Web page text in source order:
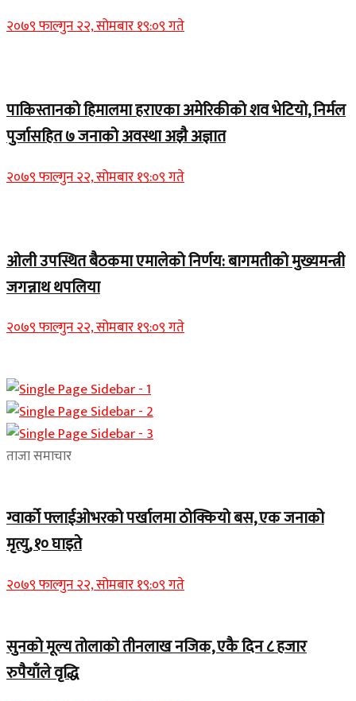
२०७९ फाल्गुन २२, सोमबार १९:०९ गते
पाकिस्तानको हिमालमा हराएका अमेरिकीको शव भेटियो, निर्मल
पुर्जासहित ७ जनाको अवस्था अझै अज्ञात
२०७९ फाल्गुन २२, सोमबार १९:०९ गते
ओली उपस्थित बैठकमा एमालेको निर्णय: बागमतीको मुख्यमन्त्री
जगन्नाथ थपलिया
२०७९ फाल्गुन २२, सोमबार १९:०९ गते
ताजा समाचार
ग्वार्को फ्लाईओभरको पर्खालमा ठोक्कियो बस, एक जनाको
मृत्यु, १० घाइते
२०७९ फाल्गुन २२, सोमबार १९:०९ गते
सुनको मूल्य तोलाको तीनलाख नजिक, एकै दिन ८ हजार
रुपैयाँले वृद्धि